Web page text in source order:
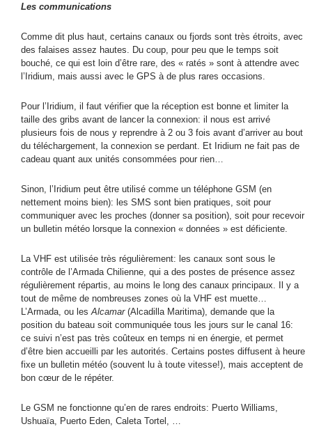
Les communications
Comme dit plus haut, certains canaux ou fjords sont très étroits, avec
des falaises assez hautes. Du coup, pour peu que le temps soit
bouché, ce qui est loin d’être rare, des « ratés » sont à attendre avec
l’Iridium, mais aussi avec le GPS à de plus rares occasions.
Pour l’Iridium, il faut vérifier que la réception est bonne et limiter la
taille des gribs avant de lancer la connexion: il nous est arrivé
plusieurs fois de nous y reprendre à 2 ou 3 fois avant d’arriver au bout
du téléchargement, la connexion se perdant. Et Iridium ne fait pas de
cadeau quant aux unités consommées pour rien…
Sinon, l’Iridium peut être utilisé comme un téléphone GSM (en
nettement moins bien): les SMS sont bien pratiques, soit pour
communiquer avec les proches (donner sa position), soit pour recevoir
un bulletin météo lorsque la connexion « données » est déficiente.
La VHF est utilisée très régulièrement: les canaux sont sous le
contrôle de l’Armada Chilienne, qui a des postes de présence assez
régulièrement répartis, au moins le long des canaux principaux. Il y a
tout de même de nombreuses zones où la VHF est muette…
L’Armada, ou les Alcamar(Alcadilla Maritima), demande que la
position du bateau soit communiquée tous les jours sur le canal 16:
ce suivi n’est pas très coûteux en temps ni en énergie, et permet
d’être bien accueilli par les autorités. Certains postes diffusent à heure
fixe un bulletin météo (souvent lu à toute vitesse!), mais acceptent de
bon cœur de le répéter.
Le GSM ne fonctionne qu’en de rares endroits: Puerto Williams,
Ushuaïa, Puerto Eden, Caleta Tortel, …